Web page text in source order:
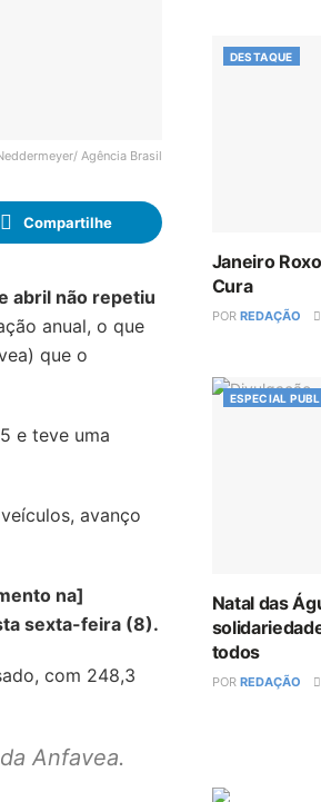
Agência Brasil
Compartilhe
abril não repetiu
anual, o que
que o
e teve uma
avanço
na]
sexta-feira (8).
com 248,3
Anfavea.
DESTAQUE
Janeiro
Cura
POR REDAÇÃO
ESPECIAL
Natal das
todos
POR REDAÇÃO